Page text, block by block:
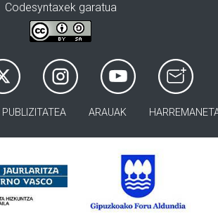
Codesyntaxek garatua
PUBLIZITATEA ARAUAK